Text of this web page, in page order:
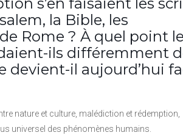
la Bible, les
Rome ? À quel point
ils différemment
devient-il aujourd’hui
nature et culture, malédiction et rédemption,
universel des phénomènes humains.